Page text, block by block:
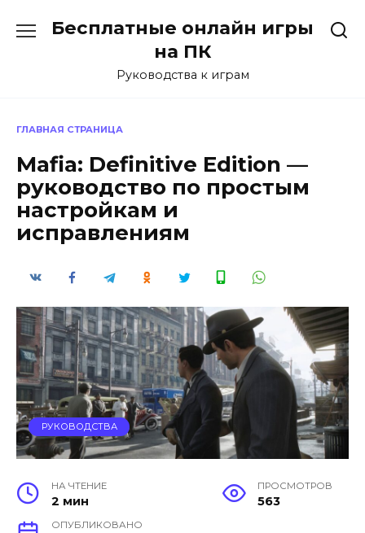
Бесплатные онлайн игры
на ПК
Руководства к играм
ГЛАВНАЯ СТРАНИЦА
Mafia: Definitive Edition —
руководство по простым
настройкам и
исправлениям
РУКОВОДСТВА
НА ЧТЕНИЕ
2 мин
ПРОСМОТРОВ
563
ОПУБЛИКОВАНО